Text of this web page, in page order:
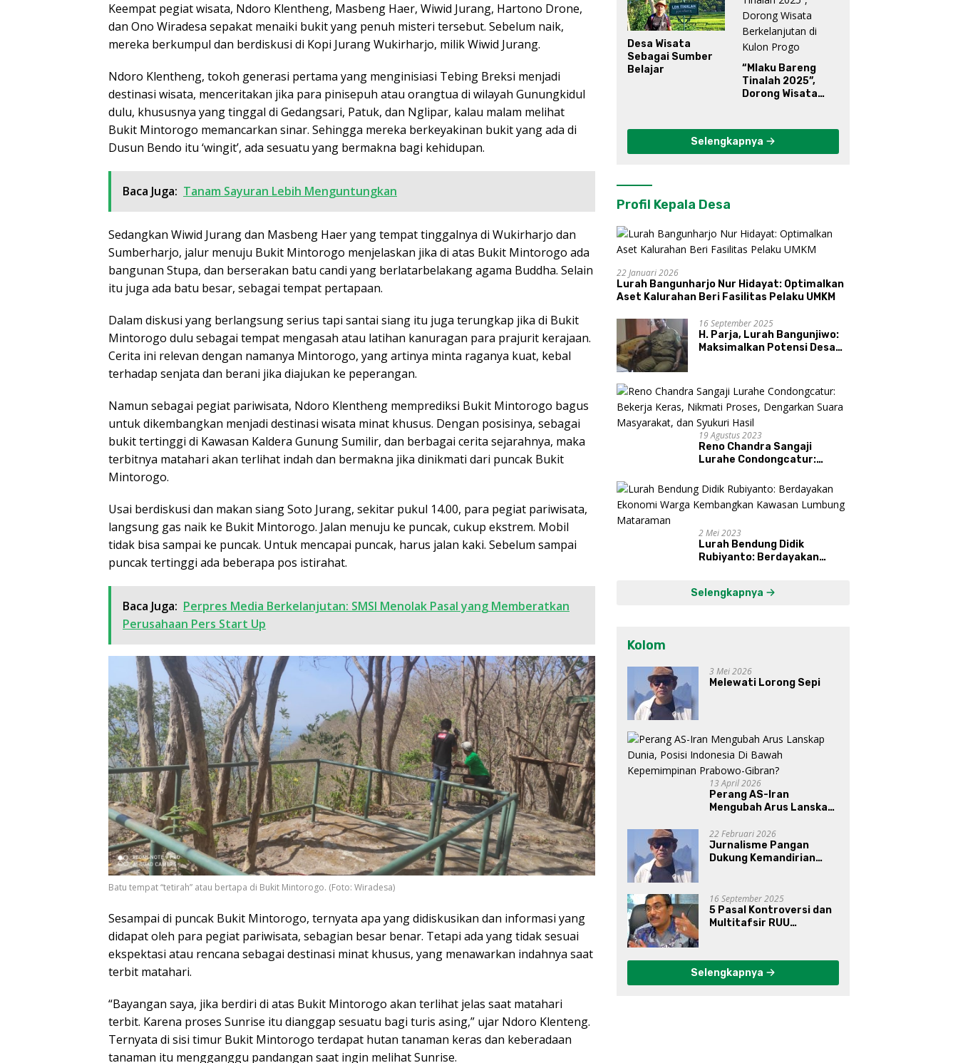
Keempat pegiat wisata, Ndoro Klentheng, Masbeng Haer, Wiwid Jurang, Hartono Drone,
dan Ono Wiradesa sepakat menaiki bukit yang penuh misteri tersebut. Sebelum naik,
mereka berkumpul dan berdiskusi di Kopi Jurang Wukirharjo, milik Wiwid Jurang.
Ndoro Klentheng, tokoh generasi pertama yang menginisiasi Tebing Breksi menjadi
destinasi wisata, menceritakan jika para pinisepuh atau orangtua di wilayah Gunungkidul
dulu, khususnya yang tinggal di Gedangsari, Patuk, dan Nglipar, kalau malam melihat
Bukit Mintorogo memancarkan sinar. Sehingga mereka berkeyakinan bukit yang ada di
Dusun Bendo itu ‘wingit’, ada sesuatu yang bermakna bagi kehidupan.
Baca Juga: Tanam Sayuran Lebih Menguntungkan
Sedangkan Wiwid Jurang dan Masbeng Haer yang tempat tinggalnya di Wukirharjo dan
Sumberharjo, jalur menuju Bukit Mintorogo menjelaskan jika di atas Bukit Mintorogo ada
bangunan Stupa, dan berserakan batu candi yang berlatarbelakang agama Buddha. Selain
itu juga ada batu besar, sebagai tempat pertapaan.
Dalam diskusi yang berlangsung serius tapi santai siang itu juga terungkap jika di Bukit
Mintorogo dulu sebagai tempat mengasah atau latihan kanuragan para prajurit kerajaan.
Cerita ini relevan dengan namanya Mintorogo, yang artinya minta raganya kuat, kebal
terhadap senjata dan berani jika diajukan ke peperangan.
Namun sebagai pegiat pariwisata, Ndoro Klentheng memprediksi Bukit Mintorogo bagus
untuk dikembangkan menjadi destinasi wisata minat khusus. Dengan posisinya, sebagai
bukit tertinggi di Kawasan Kaldera Gunung Sumilir, dan berbagai cerita sejarahnya, maka
terbitnya matahari akan terlihat indah dan bermakna jika dinikmati dari puncak Bukit
Mintorogo.
Usai berdiskusi dan makan siang Soto Jurang, sekitar pukul 14.00, para pegiat pariwisata,
langsung gas naik ke Bukit Mintorogo. Jalan menuju ke puncak, cukup ekstrem. Mobil
tidak bisa sampai ke puncak. Untuk mencapai puncak, harus jalan kaki. Sebelum sampai
puncak tertinggi ada beberapa pos istirahat.
Baca Juga: Perpres Media Berkelanjutan: SMSI Menolak Pasal yang Memberatkan
Perusahaan Pers Start Up
Batu tempat “tetirah” atau bertapa di Bukit Mintorogo. (Foto: Wiradesa)
Sesampai di puncak Bukit Mintorogo, ternyata apa yang didiskusikan dan informasi yang
didapat oleh para pegiat pariwisata, sebagian besar benar. Tetapi ada yang tidak sesuai
ekspektasi atau rencana sebagai destinasi minat khusus, yang menawarkan indahnya saat
terbit matahari.
“Bayangan saya, jika berdiri di atas Bukit Mintorogo akan terlihat jelas saat matahari
terbit. Karena proses Sunrise itu dianggap sesuatu bagi turis asing,” ujar Ndoro Klenteng.
Ternyata di sisi timur Bukit Mintorogo terdapat hutan tanaman keras dan keberadaan
tanaman itu mengganggu pandangan saat ingin melihat Sunrise.
Desa Wisata
Sebagai Sumber
Belajar
“Mlaku Bareng
Tinalah 2025”,
Dorong Wisata
Selengkapnya
Profil Kepala Desa
22 Januari 2026
Lurah Bangunharjo Nur Hidayat: Optimalkan
Aset Kalurahan Beri Fasilitas Pelaku UMKM
16 September 2025
H. Parja, Lurah Bangunjiwo:
Maksimalkan Potensi Desa
19 Agustus 2023
Reno Chandra Sangaji
Lurahe Condongcatur:
Proses, Dengarkan Suara
Masyarakat, dan Syukuri
Hasil
2 Mei 2023
Lurah Bendung Didik
Rubiyanto: Berdayakan
Mataraman
Selengkapnya
Kolom
3 Mei 2026
Melewati Lorong Sepi
13 April 2026
Perang AS-Iran
Mengubah Arus Lanskap
Bawah Kepemimpinan
Prabowo-Gibran?
22 Februari 2026
Jurnalisme Pangan
Dukung Kemandirian
16 September 2025
5 Pasal Kontroversi dan
Multitafsir RUU
Selengkapnya